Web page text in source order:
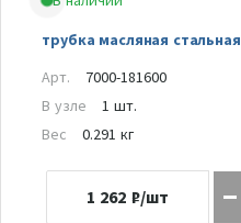
трубка масляная стальная
Арт.
7000-181600
В узле
1 шт.
Вес
0.291 кг
1 262 ₽/шт